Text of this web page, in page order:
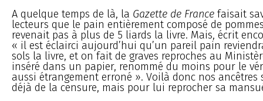
A quelque temps de là, la Gazette de France faisait
lecteurs que le pain entièrement composé de
revenait pas à plus de 5 liards la livre. Mais, écrit
« il est éclairci aujourd’hui qu’un pareil pain
sols la livre, et on fait de graves reproches au
inséré dans un papier, renommé du moins pour le
aussi étrangement erroné ». Voilà donc nos ancêtres
déjà de la censure, mais pour lui reprocher sa